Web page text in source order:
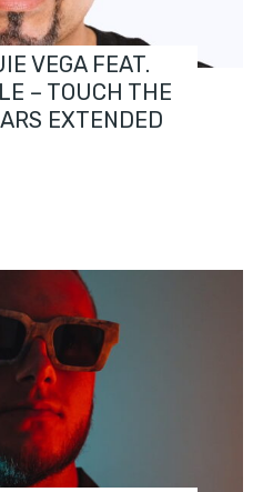
VEGA FEAT.
– TOUCH THE
EXTENDED